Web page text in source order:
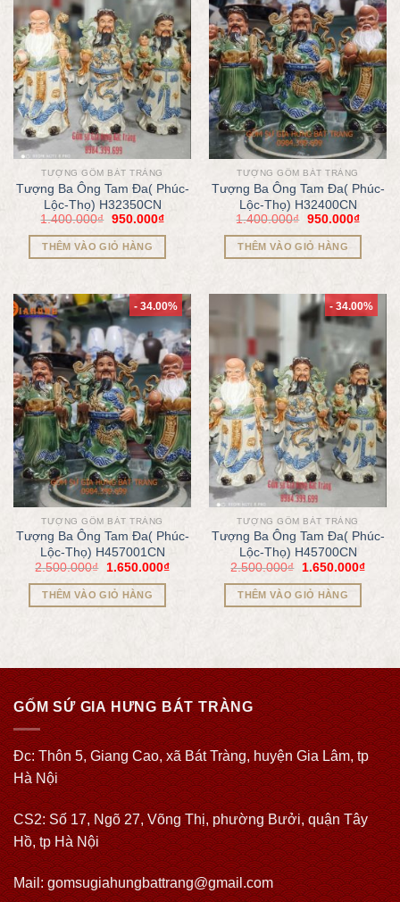
TƯỢNG GỐM BÁT TRÀNG
Tượng Ba Ông Tam Đa( Phúc-
Lộc-Thọ) H32350CN
1.400.000₫ 950.000₫
THÊM VÀO GIỎ HÀNG
TƯỢNG GỐM BÁT TRÀNG
Tượng Ba Ông Tam Đa( Phúc-
Lộc-Thọ) H32400CN
1.400.000₫ 950.000₫
THÊM VÀO GIỎ HÀNG
- 34.00%
TƯỢNG GỐM BÁT TRÀNG
Tượng Ba Ông Tam Đa( Phúc-
Lộc-Thọ) H457001CN
2.500.000₫ 1.650.000₫
THÊM VÀO GIỎ HÀNG
- 34.00%
TƯỢNG GỐM BÁT TRÀNG
Tượng Ba Ông Tam Đa( Phúc-
Lộc-Thọ) H45700CN
2.500.000₫ 1.650.000₫
THÊM VÀO GIỎ HÀNG
GỐM SỨ GIA HƯNG BÁT TRÀNG
Đc: Thôn 5, Giang Cao, xã Bát Tràng, huyện Gia Lâm, tp
Hà Nội
CS2: Số 17, Ngõ 27, Võng Thị, phường Bưởi, quận Tây
Hồ, tp Hà Nội
Mail: gomsugiahungbattrang@gmail.com